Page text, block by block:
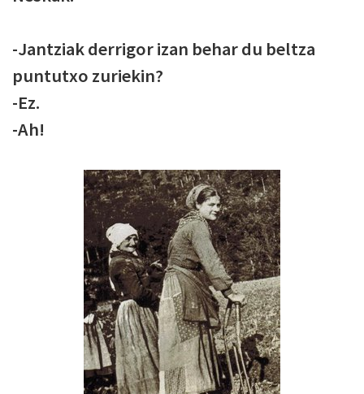
-Jantziak derrigor izan behar du beltza
puntutxo zuriekin?
-Ez.
-Ah!